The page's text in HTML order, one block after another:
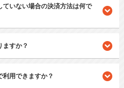
ていない場合の決済方法は何で
ますか？
用できますか？